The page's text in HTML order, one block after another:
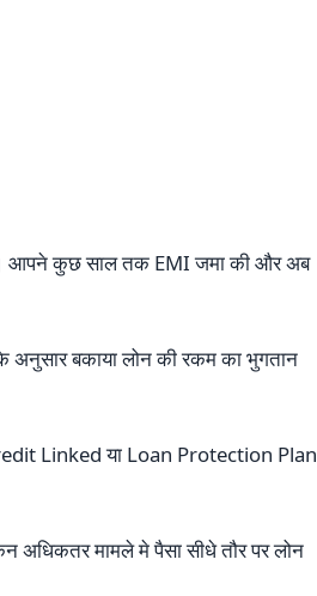
आपने कुछ साल तक EMI जमा की और अब
के अनुसार बकाया लोन की रकम का भुगतान
Linked या Loan Protection Plan
अधिकतर मामले मे पैसा सीधे तौर पर लोन